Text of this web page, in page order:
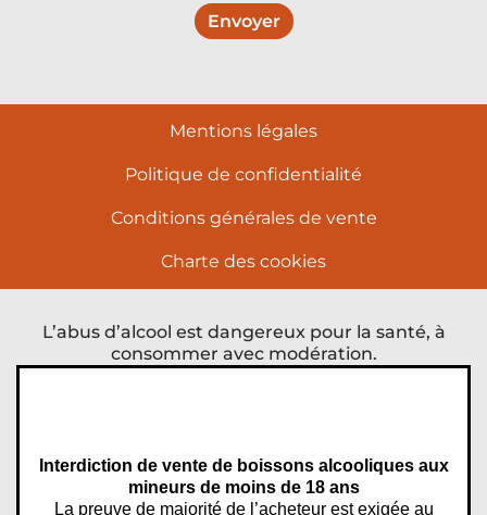
Envoyer
Mentions légales
Politique de confidentialité
Conditions générales de vente
Charte des cookies
L’abus d’alcool est dangereux pour la santé, à
consommer avec modération.
Interdiction de vente de boissons alcooliques aux
mineurs de moins de 18 ans
La preuve de majorité de l’acheteur est exigée au